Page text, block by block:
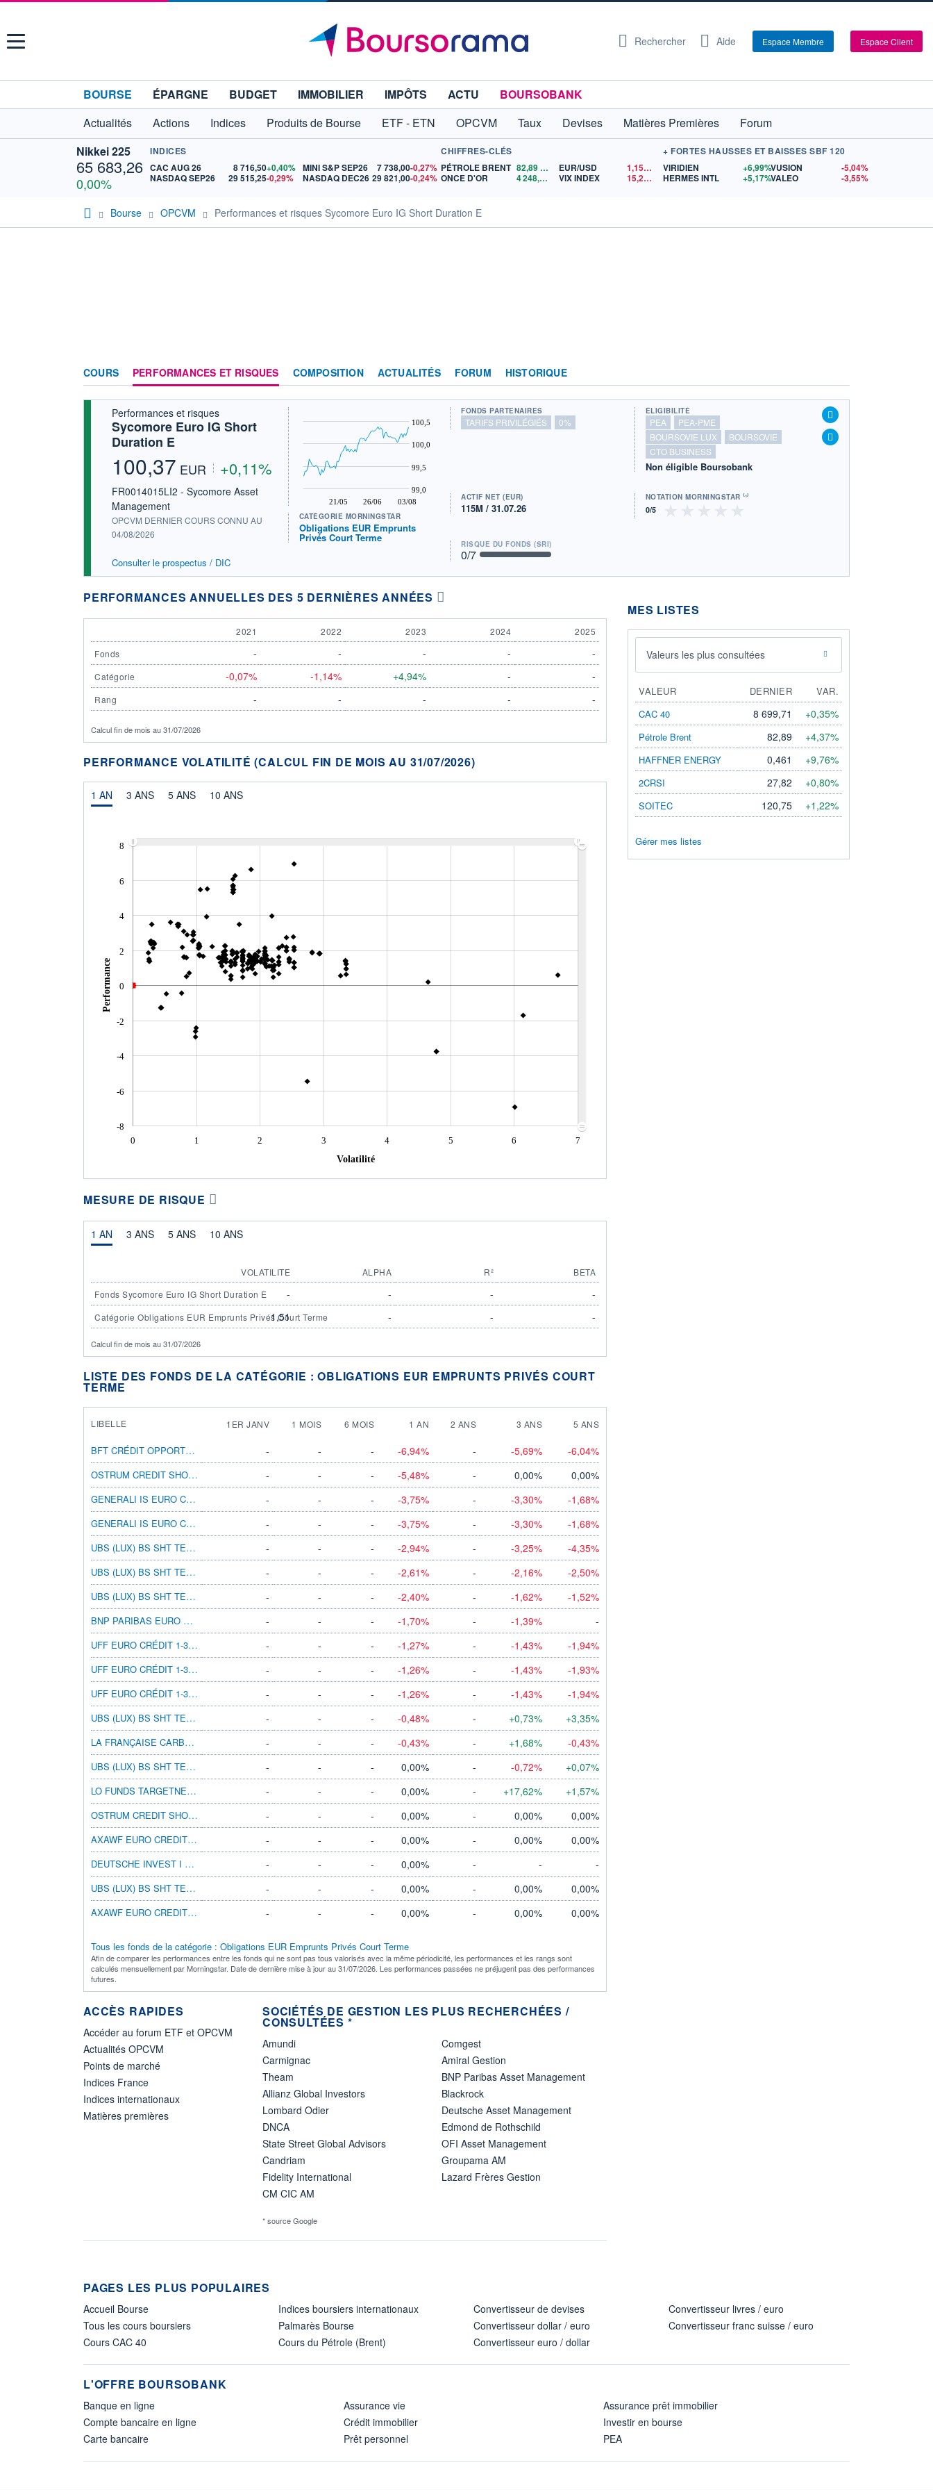
Menu Rechercher Aide Espace Membre Espace Client
BOURSE ÉPARGNE BUDGET IMMOBILIER IMPÔTS ACTU
BOURSOBANK
Actualités
Actions Indices Produits de Bourse ETF - ETN OPCVM Taux Devises Matières Premières
Forum
Nikkei 225
65 683,26
0,00%
INDICES
CAC AUG 26
8 716,50+0,40%
NASDAQ SEP26
29 515,25-0,29%
MINI S&P SEP26 7 738,00-0,27%
NASDAQ DEC26 29 821,00-0,24%
CHIFFRES-CLÉS
PÉTROLE BRENT 82,89$US
ONCE D'OR
4 248,96 $US
EUR/USD 1,1524
$US
VIX INDEX
15,28$US
+ FORTES HAUSSES ET BAISSES SBF 120
VIRIDIEN
+6,99%
HERMES INTL
+5,17%
VUSION
-5,04%
VALEO
-3,55%
Bourse OPCVM Performances et risques Sycomore Euro IG Short Duration E
COURS PERFORMANCES ET RISQUES COMPOSITION ACTUALITÉS FORUM HISTORIQUE
Performances et risques
Sycomore Euro IG Short
Duration E
100,37 EUR +0,11%
FR0014015LI2 - Sycomore Asset
Management
OPCVM DERNIER COURS CONNU AU
04/08/2026
Consulter le prospectus / DIC
21/05 26/06 03/08
99,0
99,5
100,0
100,5
CATÉGORIE MORNINGSTAR
Obligations EUR Emprunts
Privés Court Terme
FONDS PARTENAIRES
TARIFS PRIVILÉGIÉS 0%
ÉLIGIBILITÉ
PEA
PEA-PME
BOURSOVIE LUX
BOURSOVIE
CTO BUSINESS
Non éligible Boursobank
ACTIF NET (EUR)
115M / 31.07.26
NOTATION MORNINGSTAR ⁽¹⁾
RISQUE DU FONDS (SRI)
0/7
PERFORMANCES ANNUELLES DES 5 DERNIÈRES ANNÉES
2021 2022 2023 2024
2025
Fonds
- - - - -
Catégorie -0,07% -1,14% +4,94% - -
Rang - - - - -
Calcul fin de mois au 31/07/2026
PERFORMANCE VOLATILITÉ (CALCUL FIN DE MOIS AU 31/07/2026)
1 AN 3 ANS 5 ANS 10 ANS
-8
-6
-4
-2
0
2
4
6
8
Performance
0 1 2 3 4 5 6
7
Volatilité
MESURE DE RISQUE
1 AN 3 ANS 5 ANS 10 ANS
VOLATILITE ALPHA R²
BETA
Fonds Sycomore Euro IG Short Duration E
- - - -
Catégorie Obligations EUR Emprunts Privés Court Terme
1,51 - - -
Calcul fin de mois au 31/07/2026
LISTE DES FONDS DE LA CATÉGORIE : OBLIGATIONS EUR EMPRUNTS PRIVÉS COURT
TERME
LIBELLE 1ER JANV 1 MOIS 6 MOIS 1 AN 2 ANS 3 ANS 5 ANS
BFT CRÉDIT OPPORTUNITÉS ISR CLIMAT I - - - -6,94% - -5,69%
-6,04%
OSTRUM CREDIT SHORT DUR R/D EUR
- - - -5,48% - 0,00%
0,00%
GENERALI IS EURO CORPORATE S/T BD AX
- - - -3,75% - -3,30%
-1,68%
GENERALI IS EURO CORPORATE S/T BD A INC
- - - -3,75% - -3,30%
-1,68%
UBS (LUX) BS SHT TERMEURCORPSSTEUR P-ACC
- - - -2,94% - -3,25%
-4,35%
UBS (LUX) BS SHT TERM EURCORPSSTEUR Q-ACC
- - - -2,61% - -2,16%
-2,50%
UBS (LUX) BS SHT TERMEURCORPSSTEUR I-A3ACC
- - - -2,40% - -1,62%
-1,52%
BNP PARIBAS EURO S/T CORP BD I D
- - - -1,70% - -1,39%
-
UFF EURO CRÉDIT 1-3 HD ISR RP
- - - -1,27% - -1,43%
-1,94%
UFF EURO CRÉDIT 1-3 HD ISR RE
- - - -1,26% - -1,43%
-1,93%
UFF EURO CRÉDIT 1-3 HD ISR C
- - - -1,26% - -1,43%
-1,94%
UBS (LUX) BS SHT TERM EUR CORP EUR K-1-ACC
- - - -0,48% - +0,73%
+3,35%
LA FRANÇAISE CARBON IMPCT FLT RT SO
- - - -0,43% - +1,68%
-0,43%
UBS (LUX) BS SHT TERMEURCORPSSTEUR IX-ACC
- - - 0,00% - -0,72%
+0,07%
LO FUNDS TARGETNETZERO EURO IG SHRTDURSA
- - - 0,00% - +17,62%
+1,57%
OSTRUM CREDIT SHORT DUR M/D EUR
- - - 0,00% - 0,00%
0,00%
AXAWF EURO CREDIT SHORT DUR A DIS Q EUR
- - - 0,00% - 0,00%
0,00%
DEUTSCHE INVEST I SHORT DUR CRDT PFC
- - - 0,00% - -
-
UBS (LUX) BS SHT TERM EUR CORP  K-X-ACC
- - - 0,00% - 0,00%
0,00%
AXAWF EURO CREDIT SHORT DUR X DIS EUR
- - - 0,00% - 0,00% 0,00%
Tous les fonds de la catégorie : Obligations EUR Emprunts Privés Court Terme
Afin de comparer les performances entre les fonds qui ne sont pas tous valorisés avec la même périodicité, les performances et les rangs sont
calculés mensuellement par Morningstar. Date de dernière mise à jour au 31/07/2026. Les performances passées ne préjugent pas des performances
futures.
ACCÈS RAPIDES
Accéder au forum ETF et OPCVM
Actualités OPCVM
Points de marché
Indices France
Indices internationaux
Matières premières
SOCIÉTÉS DE GESTION LES PLUS RECHERCHÉES /
CONSULTÉES *
Amundi
Carmignac
Theam
Allianz Global Investors
Lombard Odier
DNCA
State Street Global Advisors
Candriam
Fidelity International
CM CIC AM
Comgest
Amiral Gestion
BNP Paribas Asset Management
Blackrock
Deutsche Asset Management
Edmond de Rothschild
OFI Asset Management
Groupama AM
Lazard Frères Gestion
* source Google
MES LISTES
Valeurs les plus consultées
VALEUR DERNIER
VAR.
CAC 40
8 699,71 +0,35%
Pétrole Brent 82,89 +4,37%
HAFFNER ENERGY 0,461 +9,76%
2CRSI 27,82 +0,80%
SOITEC 120,75 +1,22%
Gérer mes listes
PAGES LES PLUS POPULAIRES
Accueil Bourse
Tous les cours boursiers
Cours CAC 40
Indices boursiers internationaux
Palmarès Bourse
Cours du Pétrole (Brent)
Convertisseur de devises
Convertisseur dollar / euro
Convertisseur euro / dollar
Convertisseur livres / euro
Convertisseur franc suisse / euro
L'OFFRE BOURSOBANK
Banque en ligne
Compte bancaire en ligne
Carte bancaire
Assurance vie
Crédit immobilier
Prêt personnel
Assurance prêt immobilier
Investir en bourse
PEA